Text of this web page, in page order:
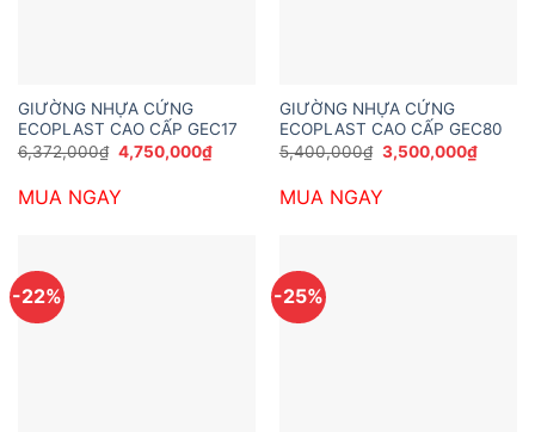
GIƯỜNG NHỰA CỨNG
ECOPLAST CAO CẤP GEC17
6,372,000₫ Giá
gốc
6,372,000₫.
4,750,000₫Giá
hiện
MUA NGAY
GIƯỜNG NHỰA CỨNG
ECOPLAST CAO CẤP GEC80
5,400,000₫ Giá
gốc
5,400,000₫.
3,500,000₫Giá
hiện
MUA NGAY
-22% -25%